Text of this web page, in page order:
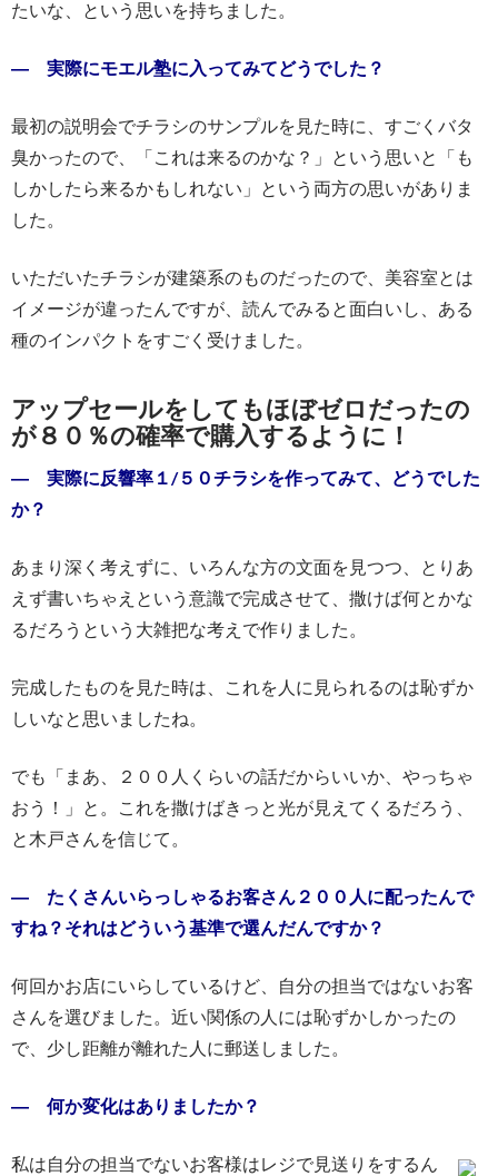
たいな、という思いを持ちました。
― 実際にモエル塾に入ってみてどうでした？
最初の説明会でチラシのサンプルを見た時に、すごくバタ
臭かったので、「これは来るのかな？」という思いと「も
しかしたら来るかもしれない」という両方の思いがありま
した。
いただいたチラシが建築系のものだったので、美容室とは
イメージが違ったんですが、読んでみると面白いし、ある
種のインパクトをすごく受けました。
アップセールをしてもほぼゼロだったの
が８０％の確率で購入するように！
― 実際に反響率１/５０チラシを作ってみて、どうでした
か？
あまり深く考えずに、いろんな方の文面を見つつ、とりあ
えず書いちゃえという意識で完成させて、撒けば何とかな
るだろうという大雑把な考えで作りました。
完成したものを見た時は、これを人に見られるのは恥ずか
しいなと思いましたね。
でも「まあ、２００人くらいの話だからいいか、やっちゃ
おう！」と。これを撒けばきっと光が見えてくるだろう、
と木戸さんを信じて。
― たくさんいらっしゃるお客さん２００人に配ったんで
すね？それはどういう基準で選んだんですか？
何回かお店にいらしているけど、自分の担当ではないお客
さんを選びました。近い関係の人には恥ずかしかったの
で、少し距離が離れた人に郵送しました。
― 何か変化はありましたか？
私は自分の担当でないお客様はレジで見送りをするん